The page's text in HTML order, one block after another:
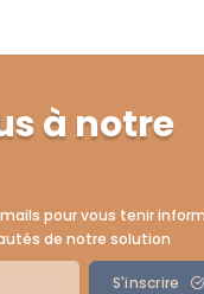
à notre
pour vous tenir
de notre solution
S'inscrire